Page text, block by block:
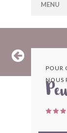
MENU
POUR
NOUS